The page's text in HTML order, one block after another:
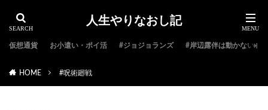
人生やりなおし記
仮想通貨 お小遣い・ポイ活 #ジョジョランズ #岸辺露伴は動かない
HOME #呪術廻戦